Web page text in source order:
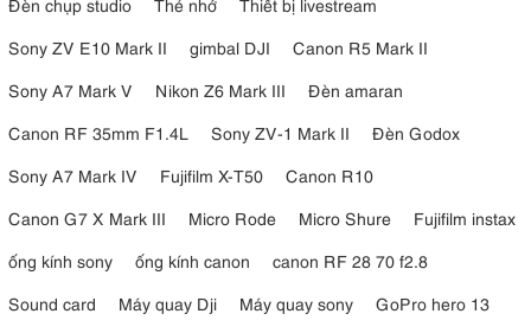
Sony ZV E10 Mark II
gimbal DJI
Canon R5 Mark II
Sony A7 Mark V
Nikon Z6 Mark III
Đèn amaran
Canon RF 35mm F1.4L
Sony ZV-1 Mark II
Đèn Godox
Sony A7 Mark IV
Fujifilm X-T50
Canon R10
Canon G7 X Mark III
Micro Rode Micro Shure
Fujifilm instax
ống kính sony
ống kính canon
canon RF 28 70 f2.8
Sound card
Máy quay Dji Máy quay sony
GoPro hero 13